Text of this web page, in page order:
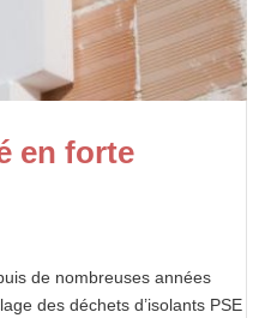
en forte
de nombreuses années
des déchets d’isolants PSE